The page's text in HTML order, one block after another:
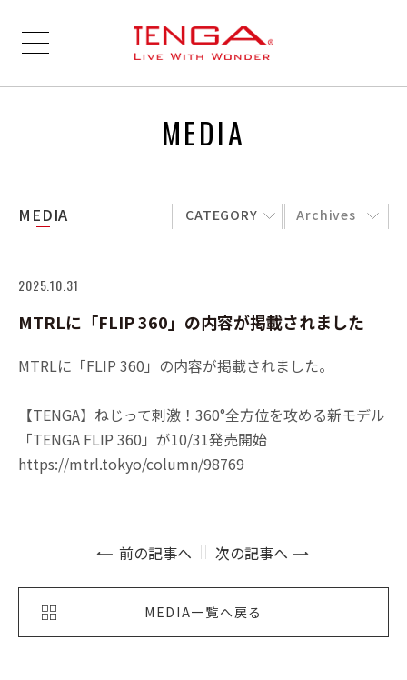
MEDIA
MEDIA CATEGORY Archives
2025.10.31
MTRLに「FLIP 360」の内容が掲載されました
MTRLに「FLIP 360」の内容が掲載されました。
【TENGA】ねじって刺激！360°全方位を攻める新モデル
「TENGA FLIP 360」が10/31発売開始
https://mtrl.tokyo/column/98769
前の記事へ 次の記事へ
MEDIA一覧へ戻る